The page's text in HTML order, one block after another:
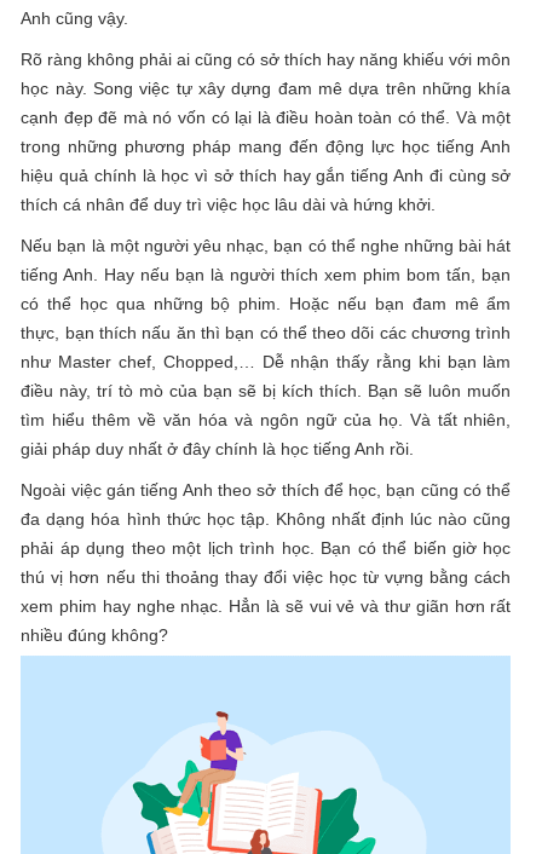
Anh cũng vậy.
Rõ ràng không phải ai cũng có sở thích hay năng khiếu với môn
học này. Song việc tự xây dựng đam mê dựa trên những khía
cạnh đẹp đẽ mà nó vốn có lại là điều hoàn toàn có thể. Và một
trong những phương pháp mang đến động lực học tiếng Anh
hiệu quả chính là học vì sở thích hay gắn tiếng Anh đi cùng sở
thích cá nhân để duy trì việc học lâu dài và hứng khởi.
Nếu bạn là một người yêu nhạc, bạn có thể nghe những bài hát
tiếng Anh. Hay nếu bạn là người thích xem phim bom tấn, bạn
có thể học qua những bộ phim. Hoặc nếu bạn đam mê ẩm
thực, bạn thích nấu ăn thì bạn có thể theo dõi các chương trình
như Master chef, Chopped,… Dễ nhận thấy rằng khi bạn làm
điều này, trí tò mò của bạn sẽ bị kích thích. Bạn sẽ luôn muốn
tìm hiểu thêm về văn hóa và ngôn ngữ của họ. Và tất nhiên,
giải pháp duy nhất ở đây chính là học tiếng Anh rồi.
Ngoài việc gán tiếng Anh theo sở thích để học, bạn cũng có thể
đa dạng hóa hình thức học tập. Không nhất định lúc nào cũng
phải áp dụng theo một lịch trình học. Bạn có thể biến giờ học
thú vị hơn nếu thi thoảng thay đổi việc học từ vựng bằng cách
xem phim hay nghe nhạc. Hẳn là sẽ vui vẻ và thư giãn hơn rất
nhiều đúng không?